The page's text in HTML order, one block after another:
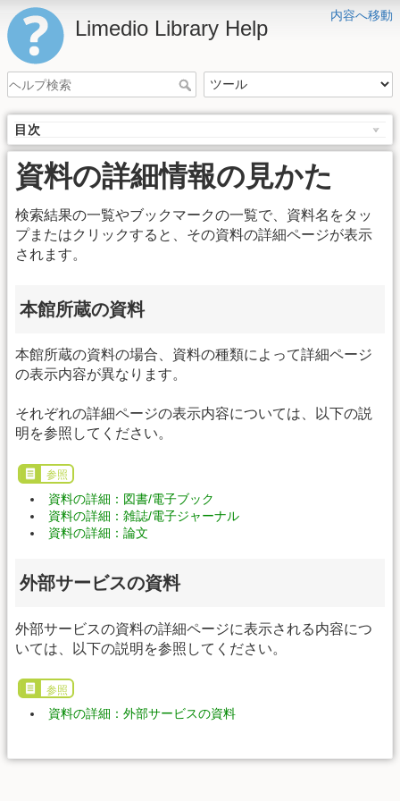
内容へ移動
Limedio Library Help
目次
資料の詳細情報の見かた
検索結果の一覧やブックマークの一覧で、資料名をタッ
プまたはクリックすると、その資料の詳細ページが表示
されます。
本館所蔵の資料
本館所蔵の資料の場合、資料の種類によって詳細ページ
の表示内容が異なります。
それぞれの詳細ページの表示内容については、以下の説
明を参照してください。
参照
資料の詳細：図書/電子ブック
資料の詳細：雑誌/電子ジャーナル
資料の詳細：論文
外部サービスの資料
外部サービスの資料の詳細ページに表示される内容につ
いては、以下の説明を参照してください。
参照
資料の詳細：外部サービスの資料